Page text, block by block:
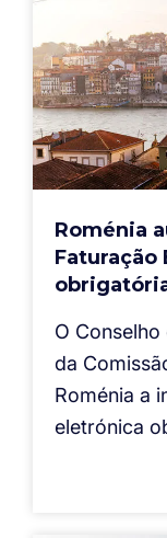
Roménia
Faturação
O
da
Roménia a
eletrónica